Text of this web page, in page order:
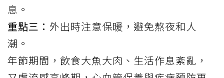
息。
重點三： 外出時注意保暖，避免熬夜和人
潮。
年節期間，飲食大魚大肉、生活作息紊亂，